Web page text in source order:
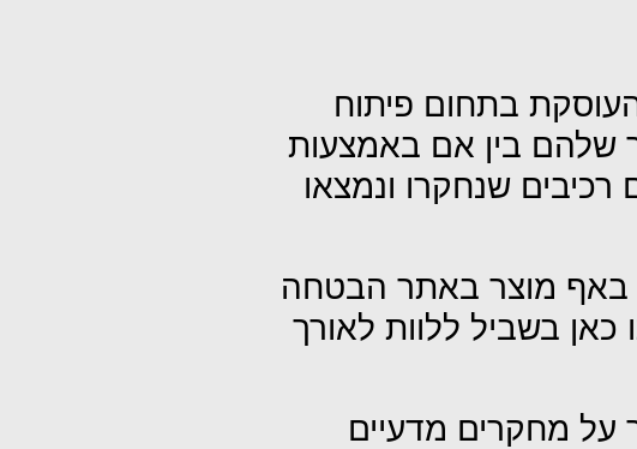
בתחום פיתוח
שלהם בין אם באמצעות
רכיבים שנחקרו ונמצאו
באף מוצר באתר הבטחה
בשביל ללוות לאורך
על מחקרים מדעיים